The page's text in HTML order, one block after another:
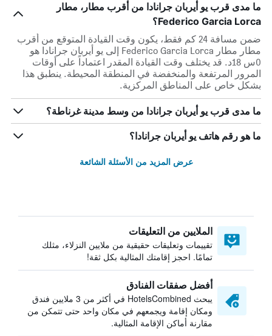
ما مدى قرب يو أيربان جرانادا من أقرب مطار، مطار
Federico Garcia Lorca؟
ضمن مسافة 24 كم فقط، يكون وقت القيادة المتوقع من أقرب
مطار مطار Federico Garcia Lorca إلى يو أيربان جرانادا هو
0س 18د. قد يختلف وقت القيادة المقدر اعتماداً على أوقات
المرور المرتفعة والمنخفضة في المنطقة المحيطة. ينطبق هذا
بشكل خاص على المناطق المركزية.
ما مدى قرب يو أيربان جرانادا من وسط مدينة غرناطة؟
ما هو رقم هاتف يو أيربان جرانادا؟
عرض المزيد من الأسئلة الشائعة
الملايين من التعليقات
تقييمات وتعليقات حقيقية من ملايين النزلاء، مثلك
تمامًا. احجز إقامتك المثالية بكل ثقة!
أفضل صفقات الفنادق
يبحث HotelsCombined في أكثر من 3 ملايين فندق
ومكان إقامة ويجمعهم في مكان واحد حتى تتمكن من
مقارنة أماكن الإقامة المثالية.